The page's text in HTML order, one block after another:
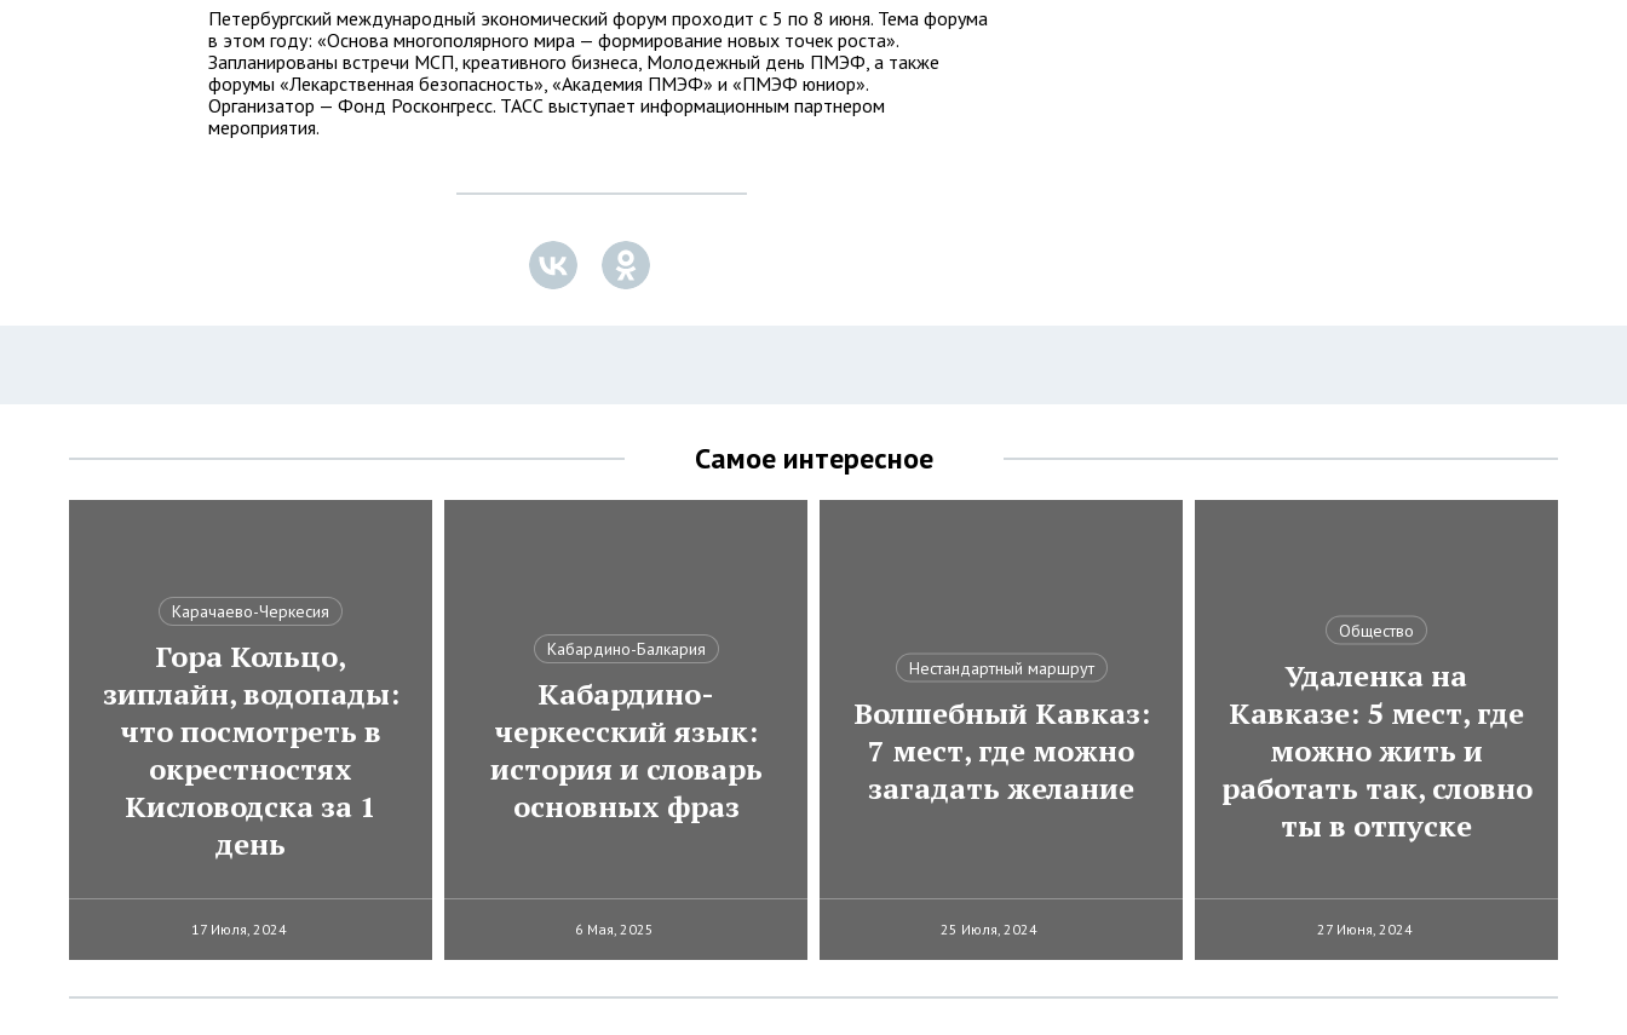
Петербургский международный экономический форум проходит с 5 по 8 июня. Тема форума
в этом году: «Основа многополярного мира — формирование новых точек роста».
Запланированы встречи МСП, креативного бизнеса, Молодежный день ПМЭФ, а также
форумы «Лекарственная безопасность», «Академия ПМЭФ» и «ПМЭФ юниор».
Организатор — Фонд Росконгресс. ТАСС выступает информационным партнером
мероприятия.
Самое интересное
Карачаево-Черкесия
Гора Кольцо,
зиплайн, водопады:
что посмотреть в
окрестностях
Кисловодска за 1
день
17 Июля, 2024
Кабардино-Балкария
Кабардино-
черкесский язык:
история и словарь
основных фраз
6 Мая, 2025
Нестандартный маршрут
Волшебный Кавказ:
7 мест, где можно
загадать желание
25 Июля, 2024
Общество
Удаленка на
Кавказе: 5 мест, где
можно жить и
работать так, словно
ты в отпуске
27 Июня, 2024